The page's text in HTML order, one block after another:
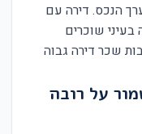
הנכס. דירה עם
שוכרים
שכר דירה גבוה
על רובה